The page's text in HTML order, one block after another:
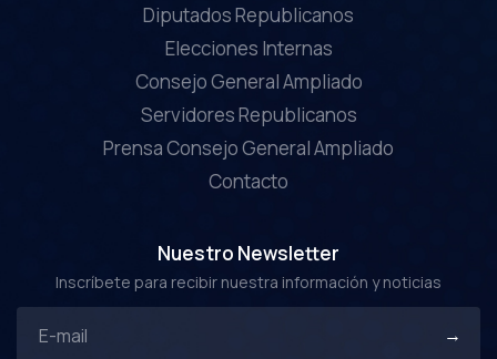
Diputados Republicanos
Elecciones Internas
Consejo General Ampliado
Servidores Republicanos
Prensa Consejo General Ampliado
Contacto
Nuestro Newsletter
Inscríbete para recibir nuestra información y noticias